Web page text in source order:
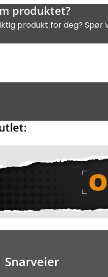
produktet?
produkt for deg?
Snarveier